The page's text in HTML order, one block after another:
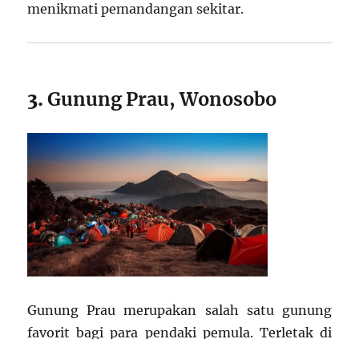
menikmati pemandangan sekitar.
3.Gunung Prau, Wonosobo
Gunung Prau merupakan salah satu gunung
favorit bagi para pendaki pemula. Terletak di